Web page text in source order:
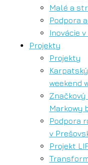
Malé a
Podpora
Inovácie v
Projekty
Projekty
weekend
Značkový
Markowy
Podpora
v
Projekt